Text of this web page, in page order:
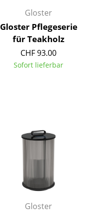
Gloster
Gloster Pflegeserie
für Teakholz
CHF 93.00
Sofort lieferbar
Gloster